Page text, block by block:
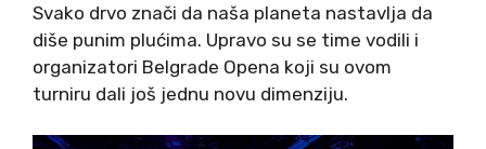
Svako drvo znači da naša planeta nastavlja da
diše punim plućima. Upravo su se time vodili i
organizatori Belgrade Opena koji su ovom
turniru dali još jednu novu dimenziju.